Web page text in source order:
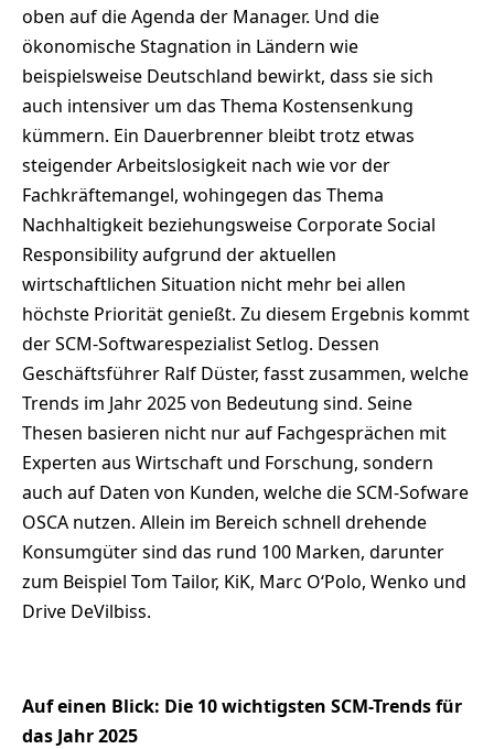
oben auf die Agenda der Manager. Und die
ökonomische Stagnation in Ländern wie
beispielsweise Deutschland bewirkt, dass sie sich
auch intensiver um das Thema Kostensenkung
kümmern. Ein Dauerbrenner bleibt trotz etwas
steigender Arbeitslosigkeit nach wie vor der
Fachkräftemangel, wohingegen das Thema
Nachhaltigkeit beziehungsweise Corporate Social
Responsibility aufgrund der aktuellen
wirtschaftlichen Situation nicht mehr bei allen
höchste Priorität genießt. Zu diesem Ergebnis kommt
der SCM-Softwarespezialist Setlog. Dessen
Geschäftsführer Ralf Düster, fasst zusammen, welche
Trends im Jahr 2025 von Bedeutung sind. Seine
Thesen basieren nicht nur auf Fachgesprächen mit
Experten aus Wirtschaft und Forschung, sondern
auch auf Daten von Kunden, welche die SCM-Sofware
OSCA nutzen. Allein im Bereich schnell drehende
Konsumgüter sind das rund 100 Marken, darunter
zum Beispiel Tom Tailor, KiK, Marc O‘Polo, Wenko und
Drive DeVilbiss.
Auf einen Blick: Die 10 wichtigsten SCM-Trends für
das Jahr 2025